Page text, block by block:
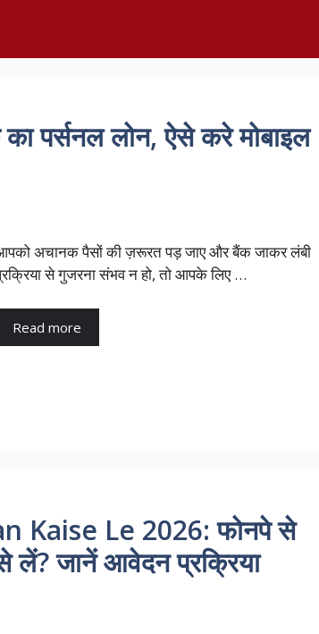
पर्सनल लोन, ऐसे करे मोबाइल
अचानक पैसों की ज़रूरत पड़ जाए और बैंक जाकर लंबी
से गुजरना संभव न हो, तो आपके लिए …
Read more
Kaise Le 2026: फोनपे से
जानें आवेदन प्रक्रिया